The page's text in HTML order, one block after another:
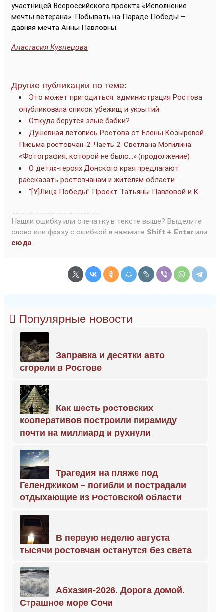
участницей Всероссийского проекта «Исполнение
мечты ветерана». Побывать на Параде Победы –
давняя мечта Анны Павловны.
Анастасия Кузнецова
Другие публикации по теме:
Это может пригодиться: администрация Ростова
опубликовала список убежищ и укрытий
Откуда берутся злые бабки?
Душевная летопись Ростова от Елены Козыревой.
Письма ростовчан-2. Часть 2. Светлана Могилина:
«Фотография, которой не было…» (продолжение)
О детях-героях Донского края предлагают
рассказать ростовчанам и жителям области
“[У]Лица Победы” Проект Татьяны Павловой и К…
Нашли ошибку или опечатку в тексте выше? Выделите
слово или фразу с ошибкой и нажмите Shift + Enter или
сюда.
Популярные новости
Заправка и десятки авто
сгорели в Ростове
Как шесть ростовских
кооперативов построили пирамиду
почти на миллиард и рухнули
Трагедия на пляже под
Геленджиком – погибли и пострадали
отдыхающие из Ростовской области
В первую неделю августа
тысячи ростовчан останутся без света
Абхазия-2026. Дорога домой.
Страшное море Сочи